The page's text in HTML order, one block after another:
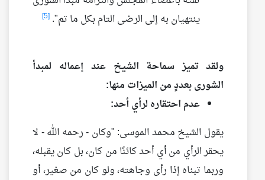
ينتهيان به إلى الرضى التام بكل ما تم". [5]
ولقد تميز سماحة الشيخ عند إعماله لمبدأ
الشورى بعددٍ من الميزات منها:
عدم احتقاره لرأي أحد:
يقول الشيخ محمد الموسى: "وكان - رحمه الله - لا
يحقر الرأي من أي أحد كائنًا من كان، بل كان يقبله،
وربما تبناه إذا رأى وجاهته، ولو كان من صغير، أو